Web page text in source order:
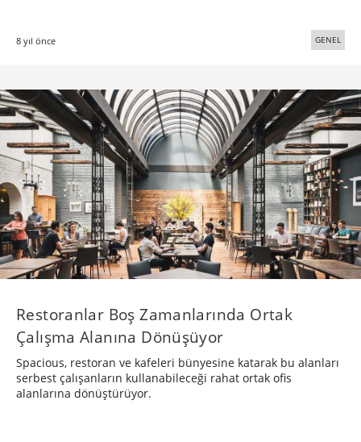
8 yıl önce GENEL
Restoranlar Boş Zamanlarında Ortak
Çalışma Alanına Dönüşüyor
Spacious, restoran ve kafeleri bünyesine katarak bu alanları
serbest çalışanların kullanabileceği rahat ortak ofis
alanlarına dönüştürüyor.